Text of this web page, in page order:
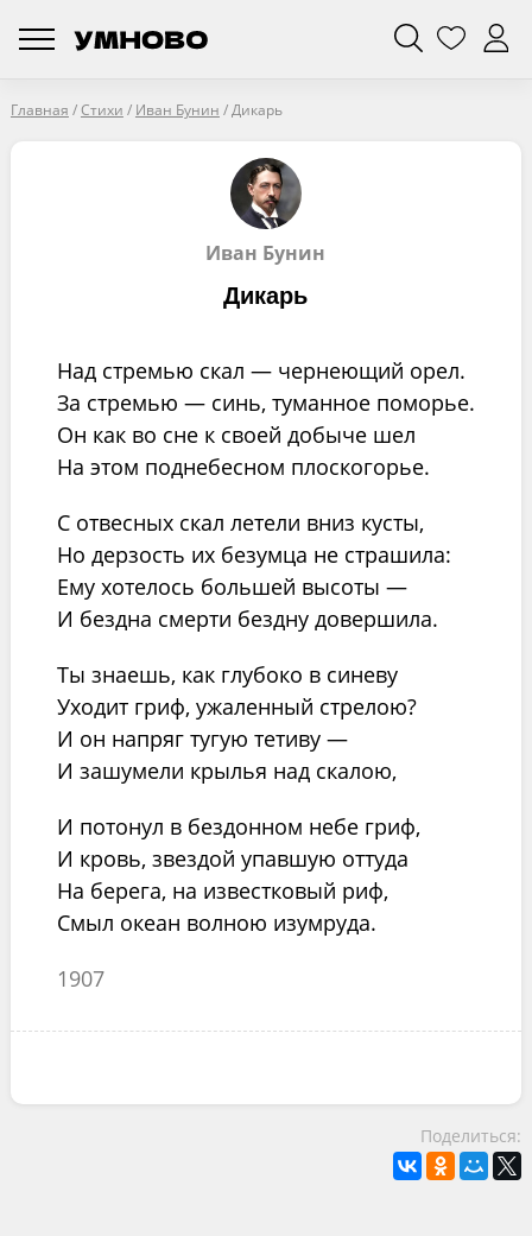
Главная /Стихи / Иван Бунин /Дикарь
Иван Бунин
Дикарь
Над стремью скал — чернеющий орел.
За стремью — синь, туманное поморье.
Он как во сне к своей добыче шел
На этом поднебесном плоскогорье.
С отвесных скал летели вниз кусты,
Но дерзость их безумца не страшила:
Ему хотелось большей высоты —
И бездна смерти бездну довершила.
Ты знаешь, как глубоко в синеву
Уходит гриф, ужаленный стрелою?
И он напряг тугую тетиву —
И зашумели крылья над скалою,
И потонул в бездонном небе гриф,
И кровь, звездой упавшую оттуда
На берега, на известковый риф,
Смыл океан волною изумруда.
1907
Поделиться: